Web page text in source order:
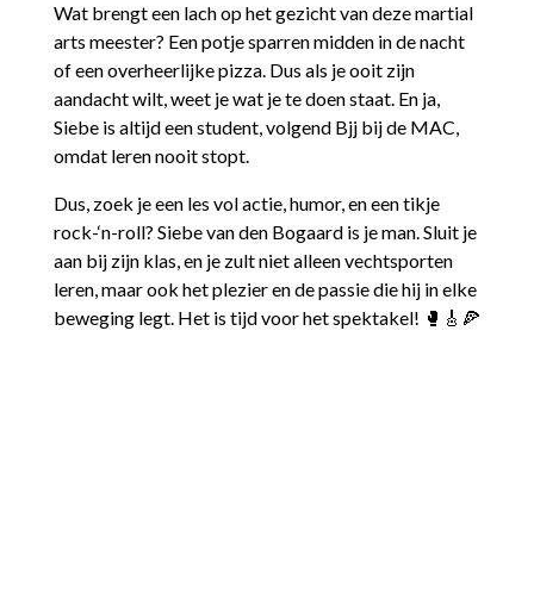
Wat brengt een lach op het gezicht van deze martial
arts meester? Een potje sparren midden in de nacht
of een overheerlijke pizza. Dus als je ooit zijn
aandacht wilt, weet je wat je te doen staat. En ja,
Siebe is altijd een student, volgend Bjj bij de MAC,
omdat leren nooit stopt.
Dus, zoek je een les vol actie, humor, en een tikje
rock-‘n-roll? Siebe van den Bogaard is je man. Sluit je
aan bij zijn klas, en je zult niet alleen vechtsporten
leren, maar ook het plezier en de passie die hij in elke
beweging legt. Het is tijd voor het spektakel! 🥊🎸🍕